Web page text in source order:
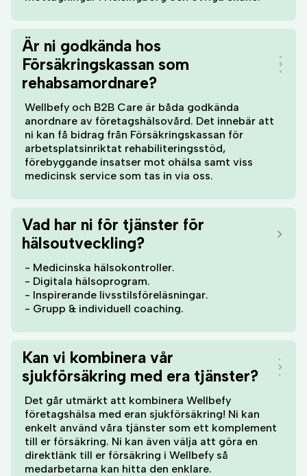
Är ni godkända hos
Försäkringskassan som
rehabsamordnare?
Wellbefy och B2B Care är båda godkända
anordnare av företagshälsovård. Det innebär att
ni kan få bidrag från Försäkringskassan för
arbetsplatsinriktat rehabiliteringsstöd,
förebyggande insatser mot ohälsa samt viss
medicinsk service som tas in via oss.
Vad har ni för tjänster för
hälsoutveckling?
- Medicinska hälsokontroller.
- Digitala hälsoprogram.
- Inspirerande livsstilsföreläsningar.
- Grupp & individuell coaching.
Kan vi kombinera vår
sjukförsäkring med era tjänster?
Det går utmärkt att kombinera Wellbefy
företagshälsa med eran sjukförsäkring! Ni kan
enkelt använd våra tjänster som ett komplement
till er försäkring. Ni kan även välja att göra en
direktlänk till er försäkring i Wellbefy så
medarbetarna kan hitta den enklare.